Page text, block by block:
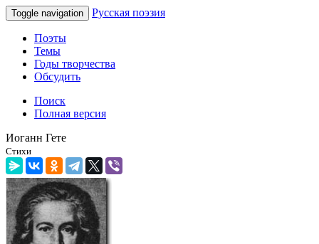
Toggle navigation Русская поэзия
Поэты
Темы
Годы творчества
Обсудить
Поиск
Полная версия
Иоганн Гете
Стихи